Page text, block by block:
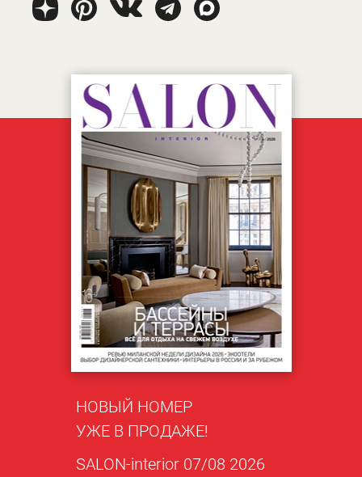
НОВЫЙ НОМЕР
УЖЕ В ПРОДАЖЕ!
SALON-interior 07/08 2026